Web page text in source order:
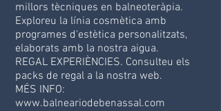
millors tècniques en balneoteràpia.
Exploreu la línia cosmètica amb
programes d'estètica personalitzats,
elaborats amb la nostra aigua.
REGAL EXPERIÈNCIES. Consulteu els
packs de regal a la nostra web.
MÉS INFO:
www.balneariodebenassal.com